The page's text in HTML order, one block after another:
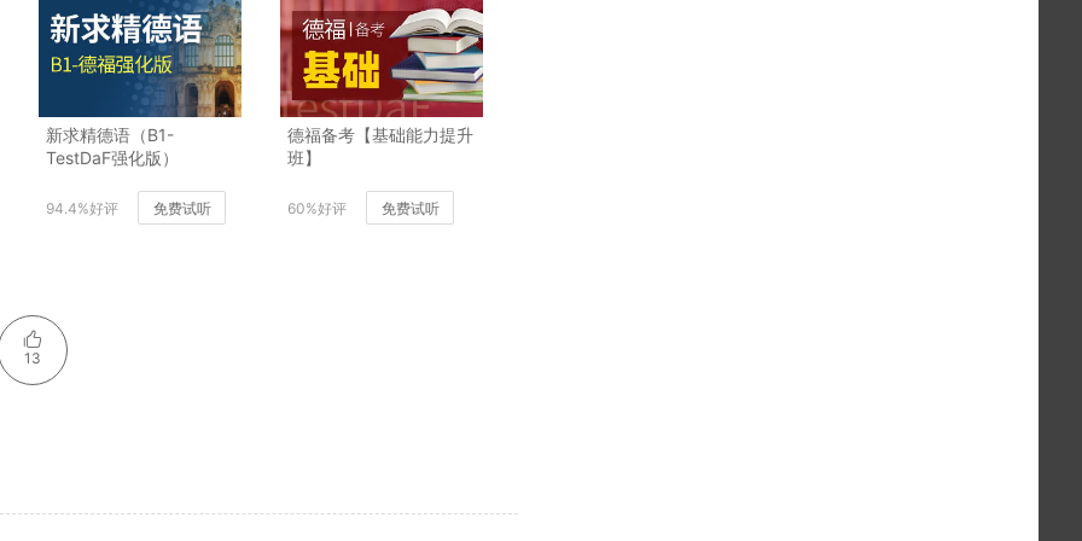
新求精德语（B1-
TestDaF强化版）
94.4%好评 免费试听
德福备考【基础能力提升
班】
60%好评 免费试听
13